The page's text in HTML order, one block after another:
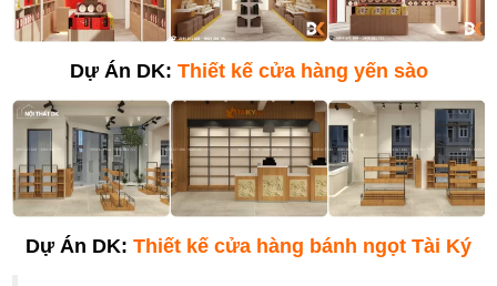
Dự Án DK: Thiết kế cửa hàng yến sào
Dự Án DK: Thiết kế cửa hàng bánh ngọt Tài Ký